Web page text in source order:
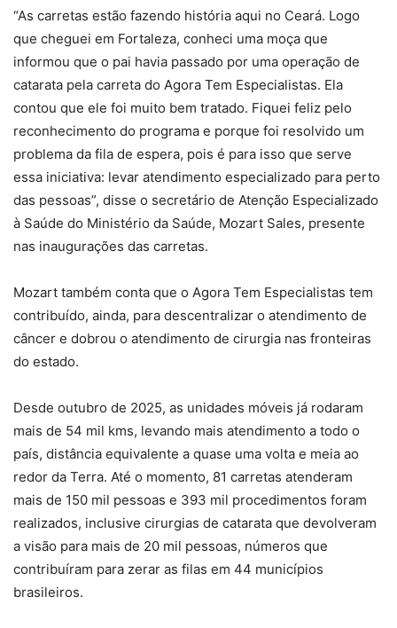
“As carretas estão fazendo história aqui no Ceará. Logo
que cheguei em Fortaleza, conheci uma moça que
informou que o pai havia passado por uma operação de
catarata pela carreta do Agora Tem Especialistas. Ela
contou que ele foi muito bem tratado. Fiquei feliz pelo
reconhecimento do programa e porque foi resolvido um
problema da fila de espera, pois é para isso que serve
essa iniciativa: levar atendimento especializado para perto
das pessoas”, disse o secretário de Atenção Especializado
à Saúde do Ministério da Saúde, Mozart Sales, presente
nas inaugurações das carretas.
Mozart também conta que o Agora Tem Especialistas tem
contribuído, ainda, para descentralizar o atendimento de
câncer e dobrou o atendimento de cirurgia nas fronteiras
do estado.
Desde outubro de 2025, as unidades móveis já rodaram
mais de 54 mil kms, levando mais atendimento a todo o
país, distância equivalente a quase uma volta e meia ao
redor da Terra. Até o momento, 81 carretas atenderam
mais de 150 mil pessoas e 393 mil procedimentos foram
realizados, inclusive cirurgias de catarata que devolveram
a visão para mais de 20 mil pessoas, números que
contribuíram para zerar as filas em 44 municípios
brasileiros.